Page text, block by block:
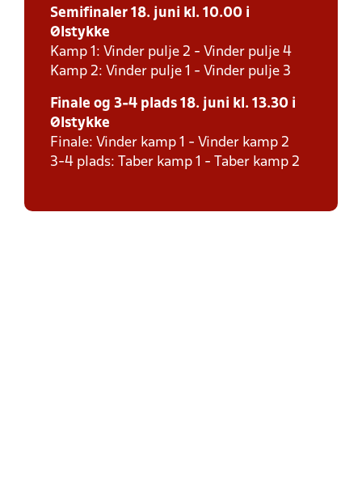
Semifinaler 18. juni kl. 10.00 i
Ølstykke
Kamp 1: Vinder pulje 2 - Vinder pulje 4
Kamp 2: Vinder pulje 1 - Vinder pulje 3
Finale og 3-4 plads 18. juni kl. 13.30 i
Ølstykke
Finale: Vinder kamp 1 - Vinder kamp 2
3-4 plads: Taber kamp 1 - Taber kamp 2